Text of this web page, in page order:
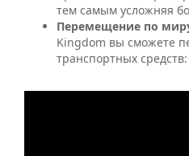
тем самым усложняя
Перемещение по
Kingdom вы сможете
транспортных